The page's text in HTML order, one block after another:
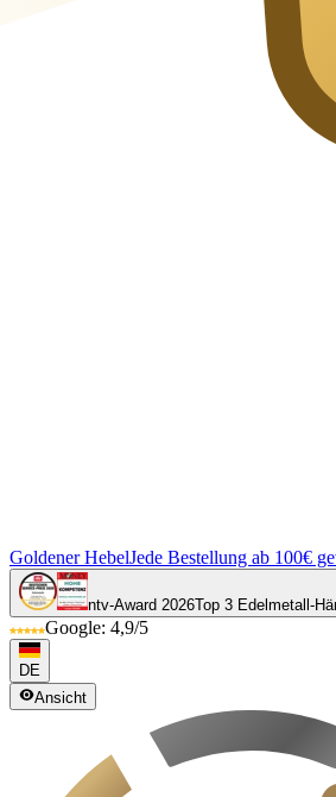
Goldener HebelJede Bestellung ab 100€
ntv-Award 2026Top 3 Edelmetall-
Google: 4,9/5
DE
Ansicht